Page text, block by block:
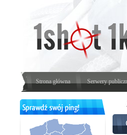
Strona główna Serwery